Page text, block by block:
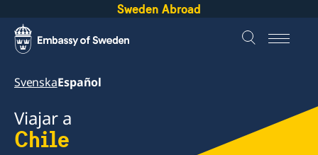
Sweden Abroad
SvenskaEspañol
Viajar a
Chile